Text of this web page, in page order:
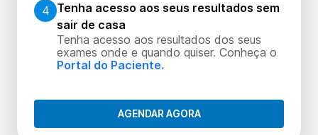
4 Tenha acesso aos seus resultados sem
sair de casa
Tenha acesso aos resultados dos seus
exames onde e quando quiser. Conheça o
Portal do Paciente.
AGENDAR AGORA